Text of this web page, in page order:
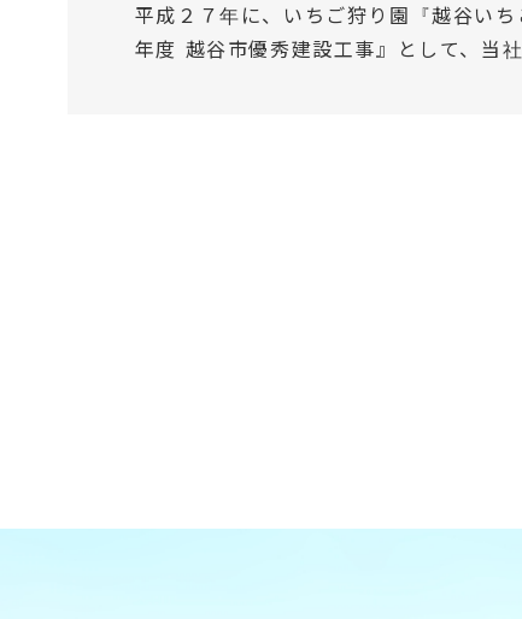
平成２７年に、いちご狩り園『越谷い
年度 越谷市優秀建設工事』として、当